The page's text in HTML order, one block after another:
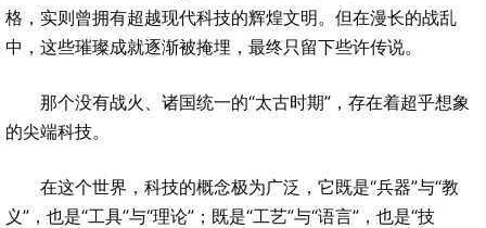
格，实则曾拥有超越现代科技的辉煌文明。但在漫长的战乱
中，这些璀璨成就逐渐被掩埋，最终只留下些许传说。
那个没有战火、诸国统一的“太古时期”，存在着超乎想象
的尖端科技。
在这个世界，科技的概念极为广泛，它既是“兵器”与“教
义”，也是“工具”与“理论”；既是“工艺”与“语言”，也是“技